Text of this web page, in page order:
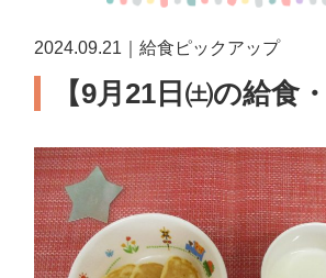
2024.09.21｜給食ピックアップ
【9月21日㈯の給食